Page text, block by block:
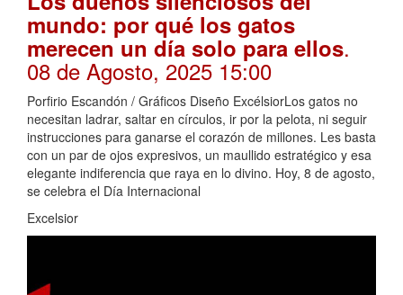
mundo: por qué los gatos
merecen un día solo para ellos.
08 de Agosto, 2025 15:00
Porfirio Escandón / Gráficos Diseño ExcélsiorLos gatos no
necesitan ladrar, saltar en círculos, ir por la pelota, ni seguir
instrucciones para ganarse el corazón de millones. Les basta
con un par de ojos expresivos, un maullido estratégico y esa
elegante indiferencia que raya en lo divino. Hoy, 8 de agosto,
se celebra el Día Internacional
Excelsior